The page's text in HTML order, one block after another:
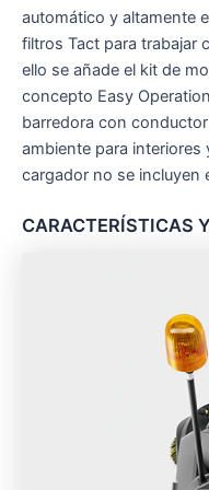
automático y altamente
filtros Tact para trabajar
ello se añade el kit de
concepto Easy
barredora con
ambiente para interiores
cargador no se incluyen
CARACTERÍSTICAS